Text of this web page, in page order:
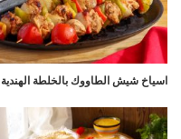
اسياخ شيش الطاووك بالخلطة الهندية